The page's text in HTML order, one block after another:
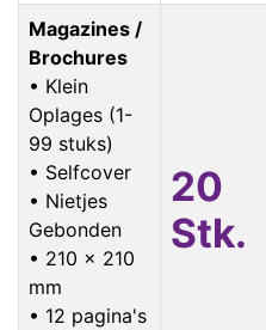
Magazines /
Brochures
• Klein
Oplages (1-
99 stuks)
• Selfcover
• Nietjes
Gebonden
• 210 x 210
mm
• 12 pagina's
20
Stk.